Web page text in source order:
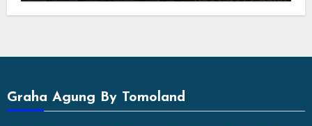
Graha Agung By Tomoland